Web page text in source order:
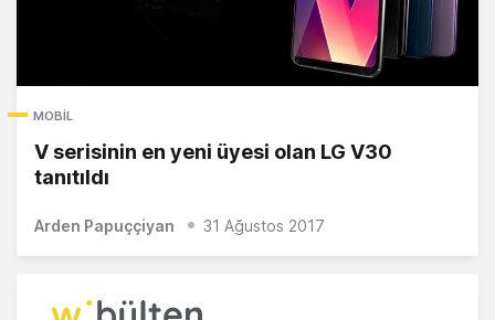
MOBIL
V serisinin en yeni üyesi olan LG V30
tanıtıldı
Arden Papuççiyan 31 Ağustos 2017